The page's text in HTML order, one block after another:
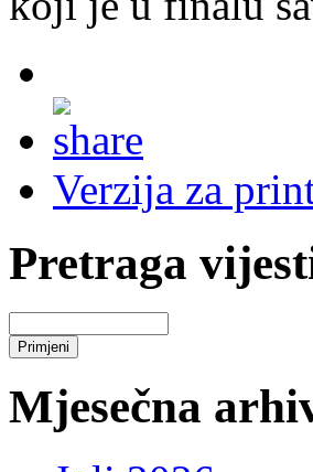
Verzija za
Pretraga
Mjesečna